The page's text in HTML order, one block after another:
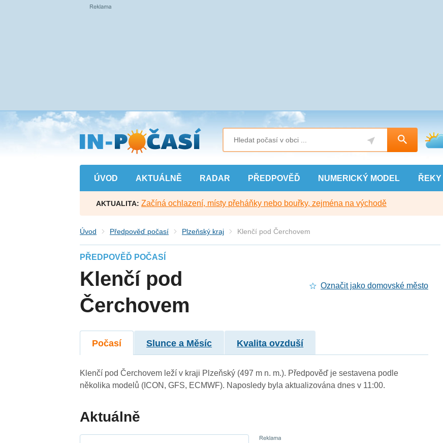
Přejít
na
hlavní
obsah
ÚVOD AKTUÁLNĚ RADAR PŘEDPOVĚĎ NUMERICKÝ MODEL ŘEKY
AKTUALITA: Začíná ochlazení, místy přeháňky nebo bouřky, zejména na východě
Úvod Předpověď počasí Plzeňský kraj Klenčí pod Čerchovem
PŘEDPOVĚĎ POČASÍ
Klenčí pod
Čerchovem
Označit jako domovské město
Počasí Slunce a Měsíc Kvalita ovzduší
Klenčí pod Čerchovem leží v kraji Plzeňský (497 m n. m.). Předpověď je sestavena podle
několika modelů (ICON, GFS, ECMWF). Naposledy byla aktualizována dnes v 11:00.
Aktuálně